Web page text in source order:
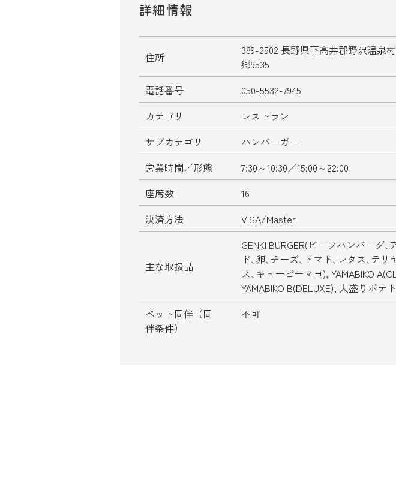
詳細情報
住所
389-2502 長野県下高井郡野沢温泉
郷9535
電話番号
050-5532-7945
カテゴリ
レストラン
サブカテゴリ
ハンバーガー
営業時間／形態
7:30～10:30／15:00～22:00
座席数
16
決済方法
VISA/Master
主な取扱品
GENKI BURGER(ビーフハンバーグ､
ド､卵､チーズ､トマト､レタス､テリ
ス､キューピーマヨ), YAMABIKO
YAMABIKO B(DELUXE), 大盛りポテト
ペット同伴（同
伴条件）
不可